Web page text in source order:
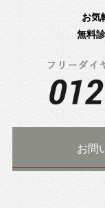
お気
無料
お問